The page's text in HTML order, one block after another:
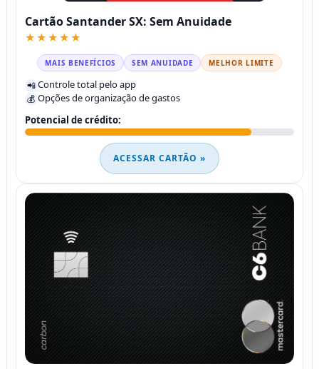
Cartão Santander SX: Sem Anuidade
★★★★★
MAIS BENEFÍCIOS SEM ANUIDADE MELHOR LIMITE
📲Controle total pelo app
💰 Opções de organização de gastos
Potencial de crédito:
ACESSAR CARTÃO »